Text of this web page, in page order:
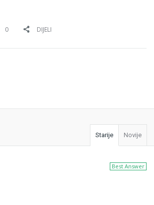
0 DIJELI
Starije Novije
Best Answer